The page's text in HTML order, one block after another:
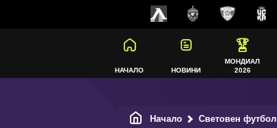
НАЧАЛО НОВИНИ
МОНДИАЛ
2026
Начало Световен футбол